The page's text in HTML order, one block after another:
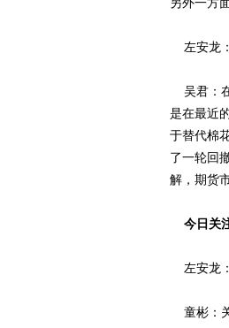
左安龙
吴君：
是在最近
于替代棉
了一轮回
解，期货
今日关
左安龙
童彬：